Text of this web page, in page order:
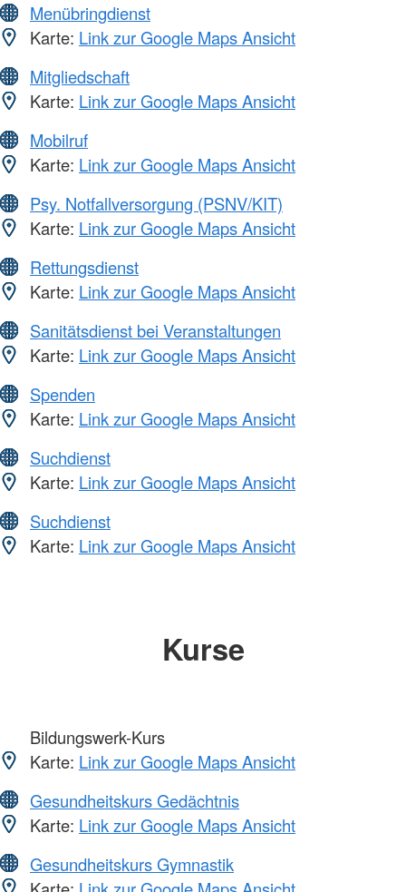
Menübringdienst
Karte: Link zur Google Maps Ansicht
Mitgliedschaft
Karte: Link zur Google Maps Ansicht
Mobilruf
Karte: Link zur Google Maps Ansicht
Psy. Notfallversorgung (PSNV/KIT)
Karte: Link zur Google Maps Ansicht
Rettungsdienst
Karte: Link zur Google Maps Ansicht
Sanitätsdienst bei Veranstaltungen
Karte: Link zur Google Maps Ansicht
Spenden
Karte: Link zur Google Maps Ansicht
Suchdienst
Karte: Link zur Google Maps Ansicht
Suchdienst
Karte: Link zur Google Maps Ansicht
Kurse
Bildungswerk-Kurs
Karte: Link zur Google Maps Ansicht
Gesundheitskurs Gedächtnis
Karte: Link zur Google Maps Ansicht
Gesundheitskurs Gymnastik